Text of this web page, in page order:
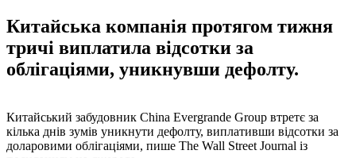
Китайська компанія протягом тижня
тричі виплатила відсотки за
облігаціями, уникнувши дефолту.
Китайський забудовник China Evergrande Group втретє за
кілька днів зумів уникнути дефолту, виплативши відсотки за
доларовими облігаціями, пише The Wall Street Journal із